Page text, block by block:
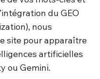
du GEO
nous
site pour apparaître
artificielles
ou Gemini.